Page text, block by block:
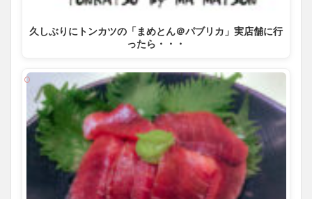
久しぶりにトンカツの「まめとん＠パブリカ」実店舗に行
ったら・・・